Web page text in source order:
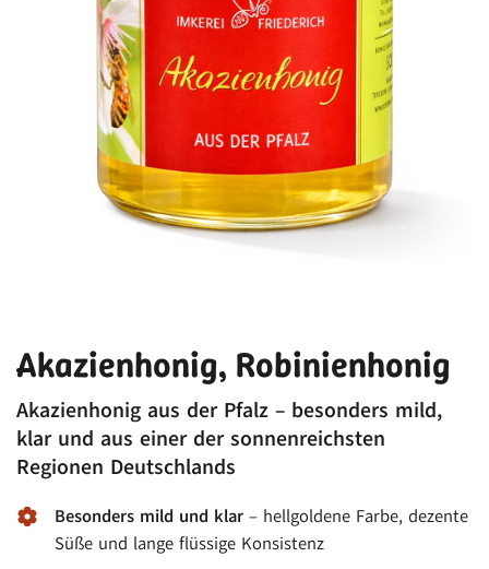
Akazienhonig, Robinienhonig
Akazienhonig aus der Pfalz – besonders mild,
klar und aus einer der sonnenreichsten
Regionen Deutschlands
Besonders mild und klar – hellgoldene Farbe, dezente
Süße und lange flüssige Konsistenz